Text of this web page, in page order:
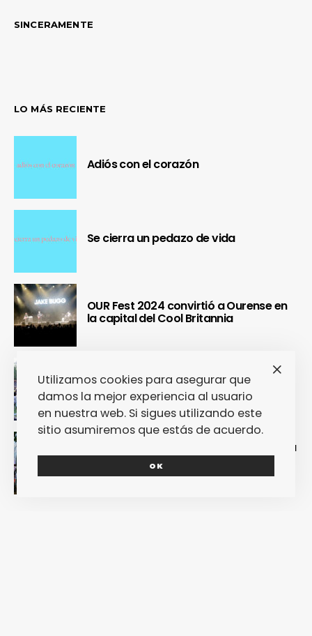
SINCERAMENTE
LO MÁS RECIENTE
Adiós con el corazón
Se cierra un pedazo de vida
OUR Fest 2024 convirtió a Ourense en
la capital del Cool Britannia
Nuestra crónica confirma que Paredes
de Coura 2024 no fue un festival, sino
un Couraíso
Nuestra crónica del Sinsal 2024 prueba
que fue la edición más internacional y
sostenible del festival
Utilizamos cookies para asegurar que
damos la mejor experiencia al usuario
en nuestra web. Si sigues utilizando este
sitio asumiremos que estás de acuerdo.
OK